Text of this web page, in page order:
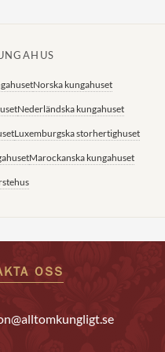
Norska kungahuset
Nederländska kungahuset
Luxemburgska storhertighuset
Marockanska kungahuset
OSS